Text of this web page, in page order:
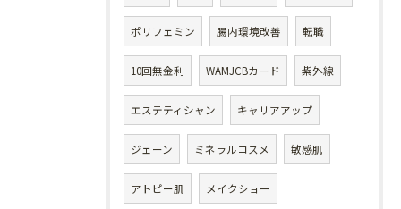
ポリフェミン 腸内環境改善 転職
10回無金利 WAMJCBカード 紫外線
エステティシャン キャリアアップ
ジェーン ミネラルコスメ 敏感肌
アトピー肌 メイクショー